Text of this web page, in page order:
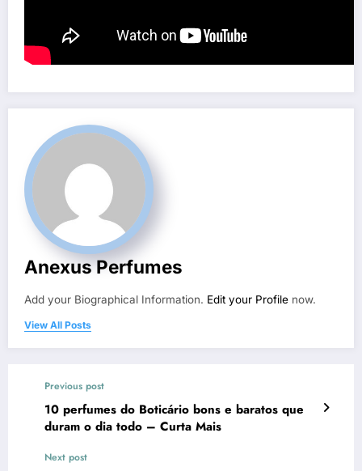
Anexus Perfumes
Add your Biographical Information. Edit your Profile now.
View All Posts
Previous post
10 perfumes do Boticário bons e baratos que
duram o dia todo – Curta Mais
Next post